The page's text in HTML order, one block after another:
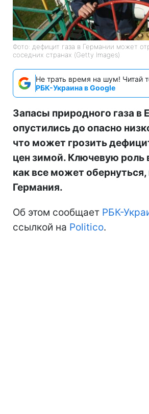
Фото: дефицит газа в Германии может
соседних странах (Getty Images)
Не трать время на шум! Читай
РБК-Украина в Google
Запасы природного газа в
опустились до опасно
что может грозить
цен зимой. Ключевую роль
как все может обернуться,
Германия.
Об этом сообщает РБК-
ссылкой на Politico.